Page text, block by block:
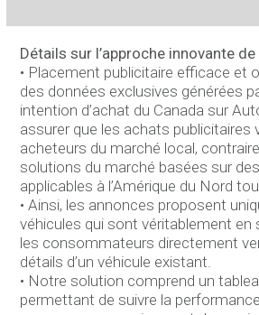
Détails sur l’approche innovante de
• Placement publicitaire efficace et
des données exclusives générées
intention d’achat du Canada sur
assurer que les achats publicitaires
acheteurs du marché local,
solutions du marché basées sur
applicables à l’Amérique du Nord
• Ainsi, les annonces proposent
véhicules qui sont véritablement en
les consommateurs directement
détails d’un véhicule existant.
• Notre solution comprend un
permettant de suivre la